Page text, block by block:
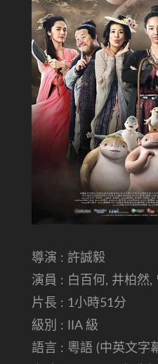
導演 : 許誠毅
演員 : 白百何, 井柏然,
片長 : 1小時51分
級別 : IIA 級
語言 : 粵語 (中英文字